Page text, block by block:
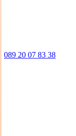
089 20 07 83 38